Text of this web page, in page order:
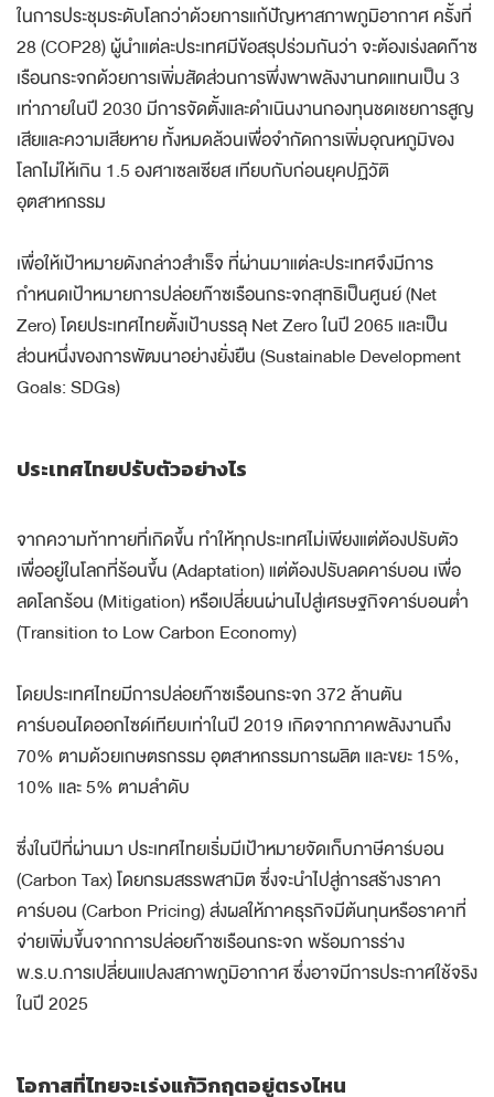
ในการประชุมระดับโลกว่าด้วยการแก้ปัญหาสภาพภูมิอากาศ ครั้งที่
28 (COP28) ผู้นำแต่ละประเทศมีข้อสรุปร่วมกันว่า จะต้องเร่งลดก๊าซ
เรือนกระจกด้วยการเพิ่มสัดส่วนการพึ่งพาพลังงานทดแทนเป็น 3
เท่าภายในปี 2030 มีการจัดตั้งและดำเนินงานกองทุนชดเชยการสูญ
เสียและความเสียหาย ทั้งหมดล้วนเพื่อจำกัดการเพิ่มอุณหภูมิของ
โลกไม่ให้เกิน 1.5 องศาเซลเซียส เทียบกับก่อนยุคปฏิวัติ
อุตสาหกรรม
เพื่อให้เป้าหมายดังกล่าวสำเร็จ ที่ผ่านมาแต่ละประเทศจึงมีการ
กำหนดเป้าหมายการปล่อยก๊าซเรือนกระจกสุทธิเป็นศูนย์ (Net
Zero) โดยประเทศไทยตั้งเป้าบรรลุ Net Zero ในปี 2065 และเป็น
ส่วนหนึ่งของการพัฒนาอย่างยั่งยืน (Sustainable Development
Goals: SDGs)
ประเทศไทยปรับตัวอย่างไร
จากความท้าทายที่เกิดขึ้น ทำให้ทุกประเทศไม่เพียงแต่ต้องปรับตัว
เพื่ออยู่ในโลกที่ร้อนขึ้น (Adaptation) แต่ต้องปรับลดคาร์บอน เพื่อ
ลดโลกร้อน (Mitigation) หรือเปลี่ยนผ่านไปสู่เศรษฐกิจคาร์บอนต่ำ
(Transition to Low Carbon Economy)
โดยประเทศไทยมีการปล่อยก๊าซเรือนกระจก 372 ล้านตัน
คาร์บอนไดออกไซด์เทียบเท่าในปี 2019 เกิดจากภาคพลังงานถึง
70% ตามด้วยเกษตรกรรม อุตสาหกรรมการผลิต และขยะ 15%,
10% และ 5% ตามลำดับ
ซึ่งในปีที่ผ่านมา ประเทศไทยเริ่มมีเป้าหมายจัดเก็บภาษีคาร์บอน
(Carbon Tax) โดยกรมสรรพสามิต ซึ่งจะนำไปสู่การสร้างราคา
คาร์บอน (Carbon Pricing) ส่งผลให้ภาคธุรกิจมีต้นทุนหรือราคาที่
จ่ายเพิ่มขึ้นจากการปล่อยก๊าซเรือนกระจก พร้อมการร่าง
พ.ร.บ.การเปลี่ยนแปลงสภาพภูมิอากาศ ซึ่งอาจมีการประกาศใช้จริง
ในปี 2025
โอกาสที่ไทยจะเร่งแก้วิกฤตอยู่ตรงไหน